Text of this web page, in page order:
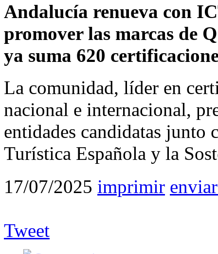
Andalucía renueva con
promover las marcas de
ya suma 620
La comunidad, líder en
nacional e internacional,
entidades candidatas
Turística Española y la
17/07/2025 imprimir
Tweet